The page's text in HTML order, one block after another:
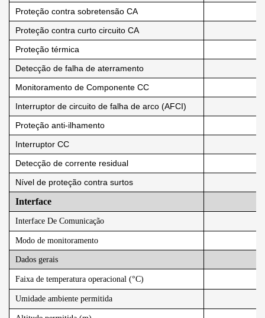
Proteção contra sobretensão CA
Proteção contra curto circuito CA
Proteção térmica
Detecção de falha de aterramento
Monitoramento de Componente CC
Interruptor de circuito de falha de arco (AFCI)
Proteção anti-ilhamento
Interruptor CC
Detecção de corrente residual
Nível de proteção contra surtos
Interface
Interface De Comunicação
Modo de monitoramento
Dados gerais
Faixa de temperatura operacional (°C)
Umidade ambiente permitida